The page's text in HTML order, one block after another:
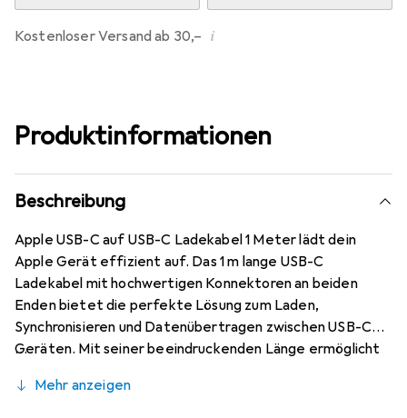
Kostenloser Versand ab 30,– i
Produktinformationen
Beschreibung
Apple USB-C auf USB-C Ladekabel 1 Meter lädt dein
Apple Gerät effizient auf. Das 1 m lange USB-C
Ladekabel mit hochwertigen Konnektoren an beiden
Enden bietet die perfekte Lösung zum Laden,
Synchronisieren und Datenübertragen zwischen USB-C
Geräten. Mit seiner beeindruckenden Länge ermöglicht
Ladevorgangs oder Datenaustauschs. Dieses vielseitige
Mehr anzeigen